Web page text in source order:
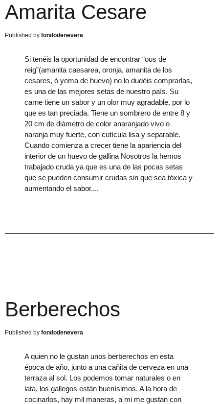
Amarita Cesare
fondodenevera
Si tenéis la oportunidad de encontrar “ous de
reig”(amanita caesarea, oronja, amanita de los
cesares, ó yema de huevo) no lo dudéis comprarlas,
es una de las mejores setas de nuestro país. Su
carne tiene un sabor y un olor muy agradable, por lo
que es tan preciada. Tiene un sombrero de entre 8 y
20 cm de diámetro de color anaranjado vivo o
naranja muy fuerte, con cutícula lisa y separable.
Cuando comienza a crecer tiene la apariencia del
interior de un huevo de gallina Nosotros la hemos
trabajado cruda ya que es una de las pocas setas
que se pueden consumir crudas sin que sea tóxica y
aumentando el sabor.
Berberechos
fondodenevera
A quien no le gustan unos berberechos en esta
época de año, junto a una cañita de cerveza en una
terraza al sol. Los podemos tomar naturales o en
lata, los gallegos están buenísimos. A la hora de
cocinarlos, hay mil maneras, a mi me gustan con